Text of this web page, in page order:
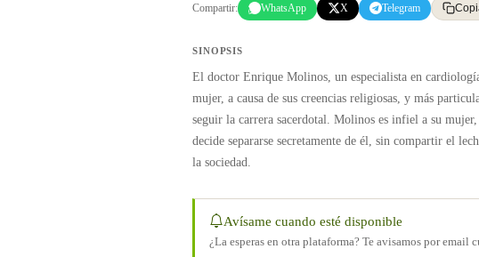
Compartir: WhatsApp X Telegram
SINOPSIS
El doctor Enrique Molinos, un especialista en
mujer, a causa de sus creencias religiosas, y más
seguir la carrera sacerdotal. Molinos es infiel a su
decide separarse secretamente de él, sin compartir el
la sociedad.
Avísame cuando esté disponible
¿La esperas en otra plataforma? Te avisamos por email